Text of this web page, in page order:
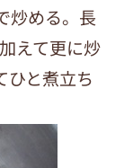
炒める。長
えて更に炒
ひと煮立ち